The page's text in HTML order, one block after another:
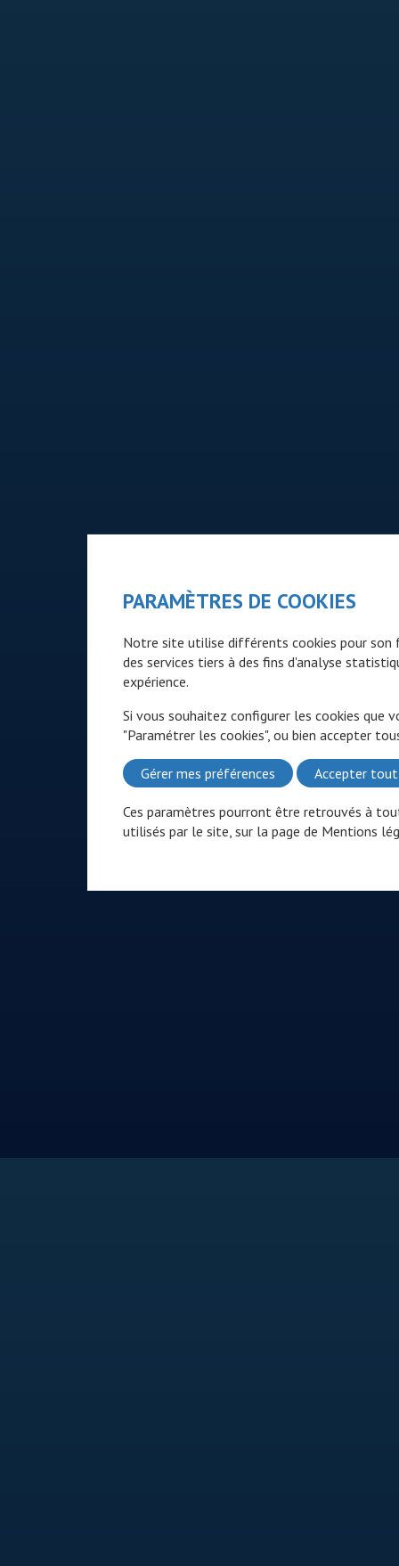
PARAMÈTRES DE COOKIES
Notre site utilise différents cookies pour son
des services tiers à des fins d'analyse
expérience.
Si vous souhaitez configurer les cookies que
"Paramétrer les cookies", ou bien accepter
Gérer mes préférences Accepter tout
Ces paramètres pourront être retrouvés à
utilisés par le site, sur la page de Mentions